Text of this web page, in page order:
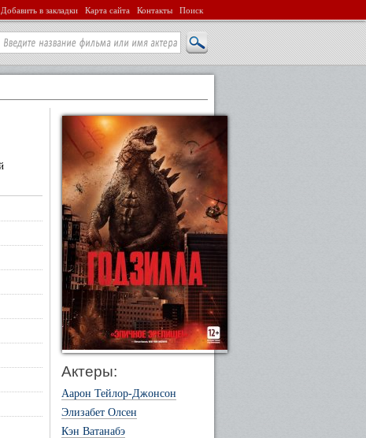
Добавить в закладки Карта сайта Контакты Поиск
Актеры:
Аарон Тейлор-Джонсон
Элизабет Олсен
Кэн Ватанабэ